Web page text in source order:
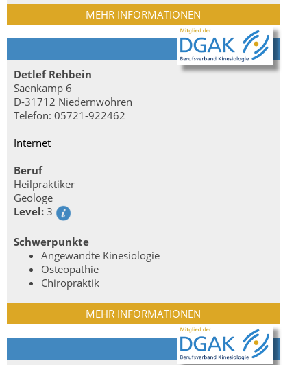
MEHR INFORMATIONEN
Detlef Rehbein
Saenkamp 6
D-31712 Niedernwöhren
Telefon: 05721-922462
Internet
Beruf
Heilpraktiker
Geologe
Level: 3
Schwerpunkte
Angewandte Kinesiologie
Osteopathie
Chiropraktik
MEHR INFORMATIONEN